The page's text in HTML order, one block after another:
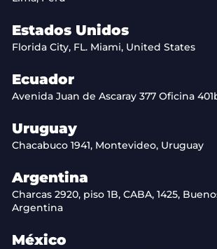
Estados Unidos
Florida City, FL. Miami, United States
Ecuador
Avenida Juan de Ascaray 377 Oficina
Uruguay
Chacabuco 1941, Montevideo, Uruguay
Argentina
Charcas 2920, piso 1B, CABA, 1425,
Argentina
México